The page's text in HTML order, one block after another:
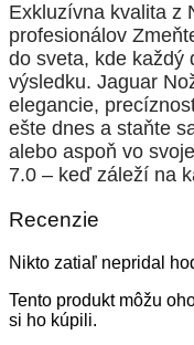
Exkluzívna kvalita z
profesionálov
do sveta, kde každý
výsledku. Jaguar
elegancie,
ešte dnes a staňte
alebo aspoň vo
7.0 – keď záleží na
Recenzie
Nikto zatiaľ nepridal
Tento produkt môžu
si ho kúpili.